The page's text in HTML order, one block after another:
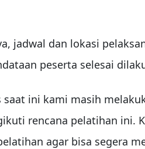
jadwal dan lokasi
peserta selesai
saat ini kami masih
rencana pelatihan ini.
agar bisa segera